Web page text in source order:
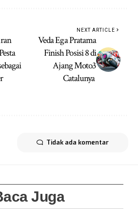
NEXT ARTICLE
Veda Ega Pratama
Finish Posisi 8 di
Ajang Moto3
Catalunya
Tidak ada komentar
Juga